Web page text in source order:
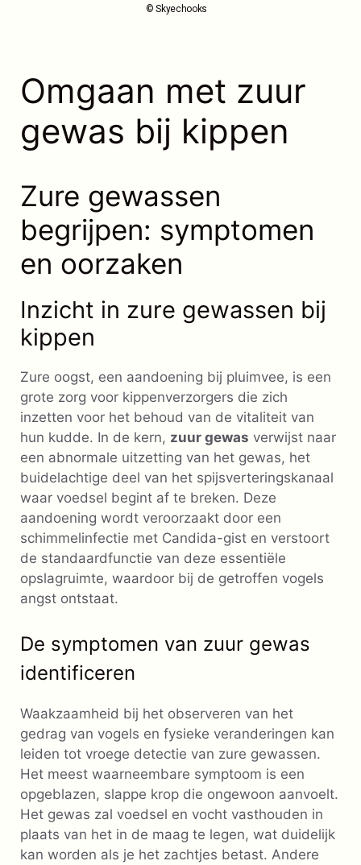
© Skyechooks
Omgaan met zuur
gewas bij kippen
Zure gewassen
begrijpen: symptomen
en oorzaken
Inzicht in zure gewassen bij
kippen
Zure oogst, een aandoening bij pluimvee, is een
grote zorg voor kippenverzorgers die zich
inzetten voor het behoud van de vitaliteit van
hun kudde. In de kern, zuur gewas verwijst naar
een abnormale uitzetting van het gewas, het
buidelachtige deel van het spijsverteringskanaal
waar voedsel begint af te breken. Deze
aandoening wordt veroorzaakt door een
schimmelinfectie met Candida-gist en verstoort
de standaardfunctie van deze essentiële
opslagruimte, waardoor bij de getroffen vogels
angst ontstaat.
De symptomen van zuur gewas
identificeren
Waakzaamheid bij het observeren van het
gedrag van vogels en fysieke veranderingen kan
leiden tot vroege detectie van zure gewassen.
Het meest waarneembare symptoom is een
opgeblazen, slappe krop die ongewoon aanvoelt.
Het gewas zal voedsel en vocht vasthouden in
plaats van het in de maag te legen, wat duidelijk
kan worden als je het zachtjes betast. Andere